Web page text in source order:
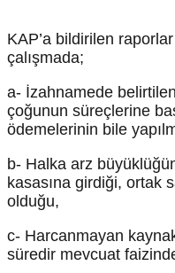
KAP’a bildirilen
çalışmada;
a- İzahnamede
çoğunun süreçlerine
ödemelerinin bile
b- Halka arz
kasasına girdiği, ortak
olduğu,
c- Harcanmayan
süredir mevcuat